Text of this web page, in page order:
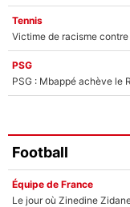
Tennis
PSG
PSG : Mbappé achève le
Football
Équipe de France